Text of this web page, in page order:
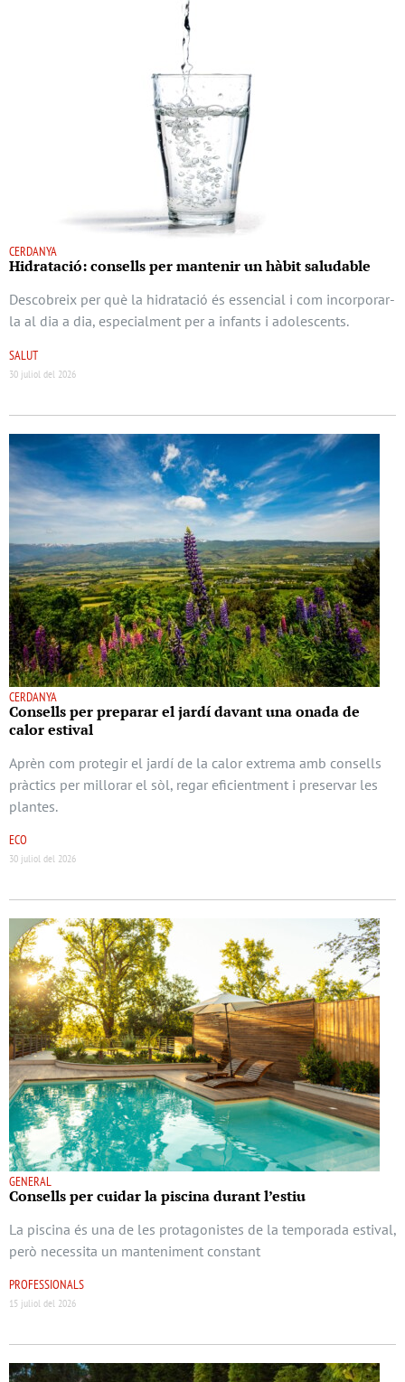
CERDANYA
Hidratació: consells per mantenir un hàbit saludable
Descobreix per què la hidratació és essencial i com incorporar-
la al dia a dia, especialment per a infants i adolescents.
SALUT
30 juliol del 2026
CERDANYA
Consells per preparar el jardí davant una onada de
calor estival
Aprèn com protegir el jardí de la calor extrema amb consells
pràctics per millorar el sòl, regar eficientment i preservar les
plantes.
ECO
30 juliol del 2026
GENERAL
Consells per cuidar la piscina durant l’estiu
La piscina és una de les protagonistes de la temporada estival,
però necessita un manteniment constant
PROFESSIONALS
15 juliol del 2026